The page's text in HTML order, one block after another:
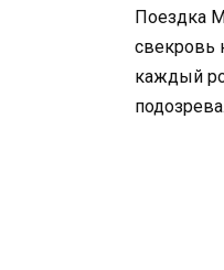
Поездка
свекровь
каждый